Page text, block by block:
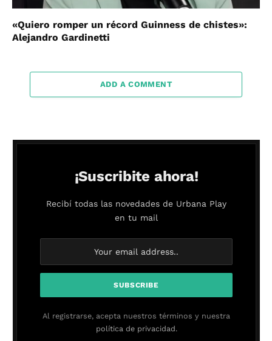
«Quiero romper un récord Guinness de chistes»:
Alejandro Gardinetti
ADD A COMMENT
¡Suscribite ahora!
Recibí todas las novedades de Urbana Play
en tu mail
Al registrarse, acepta nuestros términos y nuestra
política de privacidad.